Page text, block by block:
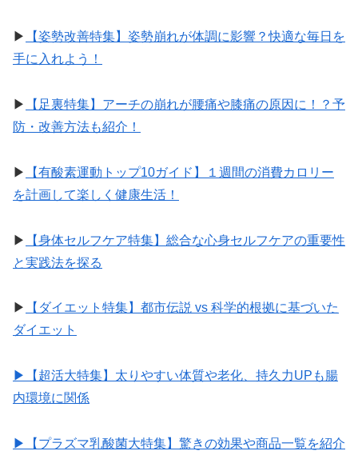
▶︎
【姿勢改善特集】姿勢崩れが体調に影響？快適な毎日を
手に入れよう！
▶︎
【足裏特集】アーチの崩れが腰痛や膝痛の原因に！？予
防・改善方法も紹介！
▶︎
【有酸素運動トップ10ガイド】１週間の消費カロリー
を計画して楽しく健康生活！
▶︎
【身体セルフケア特集】総合な心身セルフケアの重要性
と実践法を探る
▶︎
【ダイエット特集】都市伝説 vs 科学的根拠に基づいた
ダイエット
▶︎【超活大特集】太りやすい体質や老化、持久力UPも腸
内環境に関係
▶︎【プラズマ乳酸菌大特集】驚きの効果や商品一覧を紹介